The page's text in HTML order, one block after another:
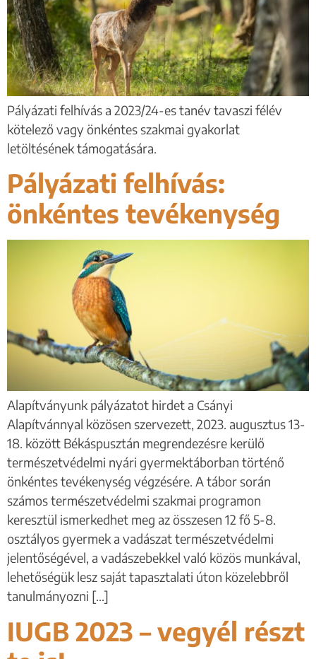
Pályázati felhívás a 2023/24-es tanév tavaszi félév
kötelező vagy önkéntes szakmai gyakorlat
letöltésének támogatására.
Pályázati felhívás:
önkéntes tevékenység
Alapítványunk pályázatot hirdet a Csányi
Alapítvánnyal közösen szervezett, 2023. augusztus 13-
18. között Békáspusztán megrendezésre kerülő
természetvédelmi nyári gyermektáborban történő
önkéntes tevékenység végzésére. A tábor során
számos természetvédelmi szakmai programon
keresztül ismerkedhet meg az összesen 12 fő 5-8.
osztályos gyermek a vadászat természetvédelmi
jelentőségével, a vadászebekkel való közös munkával,
lehetőségük lesz saját tapasztalati úton közelebbről
tanulmányozni […]
IUGB 2023 – vegyél részt